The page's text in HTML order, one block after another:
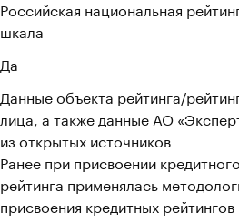
Российская национальная
шкала
Да
Данные объекта рейтинга/
лица, а также данные АО
из открытых источников
Ранее при присвоении
рейтинга применялась
присвоения кредитных рейтингов